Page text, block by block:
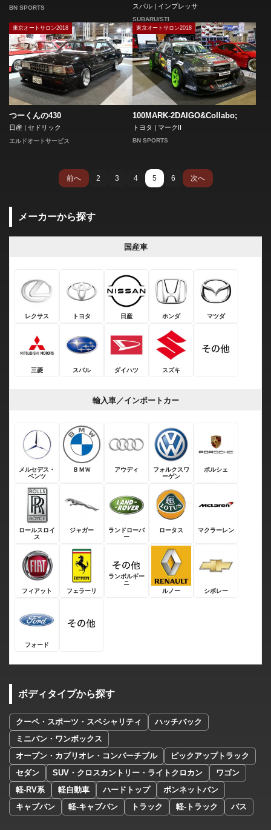
BN SPORTS スバル | インプレッサ
SUBARU/STI
東京オートサロン2018
つーくんの430
日産 | セドリック
エルドオートサービス
東京オートサロン2018
100MARK-2DAIGO&Collabo;
トヨタ | マークII
BN SPORTS
前へ 2 3 4 5 6 次へ
メーカーから探す
国産車
レクサス トヨタ 日産 ホンダ マツダ
三菱 スバル ダイハツ スズキ
輸入車／インポートカー
メルセデス・
ベンツ
ＢＭＷ アウディ
フォルクスワ
ーゲン
ポルシェ
ロールスロイ
ス
ジャガー
ランドローバ
ー
ロータス マクラーレン
フィアット フェラーリ
ランボルギー
ニ
ルノー
シボレー
フォード
ボディタイプから探す
クーペ・スポーツ・スペシャリティ
ハッチバック
ミニバン・ワンボックス
オープン・カブリオレ・コンバーチブル
ピックアップトラック
セダン
SUV・クロスカントリー・ライトクロカン
ワゴン
軽-RV系
軽自動車 ハードトップ
ボンネットバン
キャブバン
軽-キャブバン トラック 軽-トラック バス